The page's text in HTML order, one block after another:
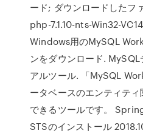
ード; ダウンロードしたフ
php-7.1.10-nts-Win32-
Windows用のMySQL
ンをダウンロード.
アルツール. 「MySQL
ータベースのエンティテ
できるツールです。
STSのインストール